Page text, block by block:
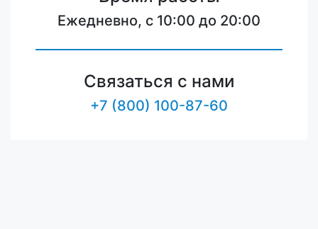
Ежедневно, с 10:00 до 20:00
Связаться с нами
+7 (800) 100-87-60